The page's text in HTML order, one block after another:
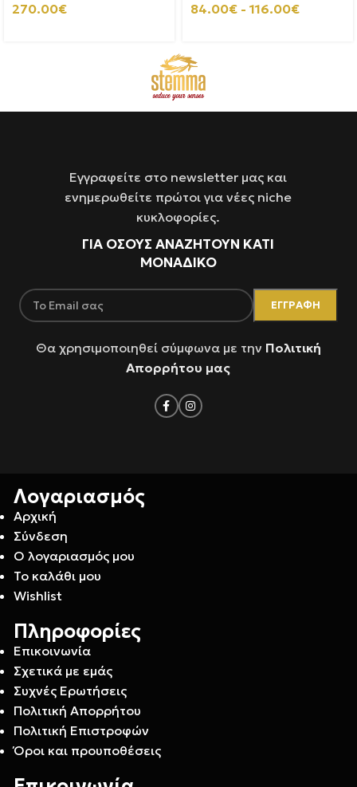
270.00€
84.00€ - 116.00€
Εγγραφείτε στο newsletter μας και
ενημερωθείτε πρώτοι για νέες niche
κυκλοφορίες.
ΓΙΑ ΌΣΟΥΣ ΑΝΑΖΗΤΟΥΝ ΚΑΤΙ
ΜΟΝΑΔΙΚΟ
Θα χρησιμοποιηθεί σύμφωνα με την Πολιτική
Απορρήτου μας
Λογαριασμός
Αρχική
Σύνδεση
Ο λογαριασμός μου
Το καλάθι μου
Wishlist
Πληροφορίες
Επικοινωνία
Σχετικά με εμάς
Συχνές Ερωτήσεις
Πολιτική Απορρήτου
Πολιτική Επιστροφών
Όροι και προυποθέσεις